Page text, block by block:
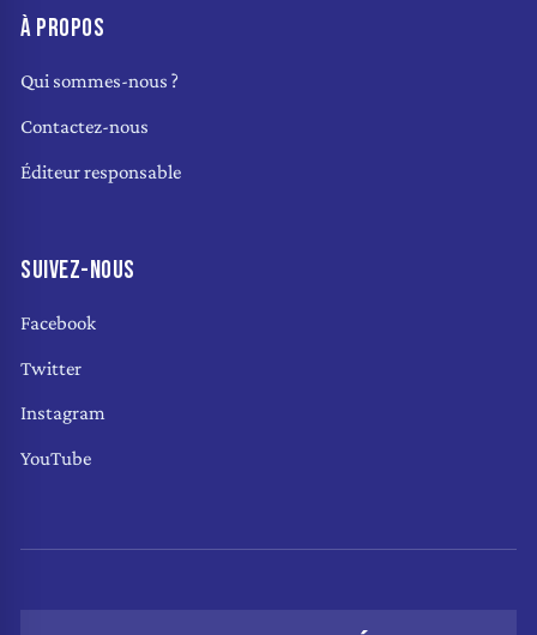
À PROPOS
Qui sommes-nous ?
Contactez-nous
Éditeur responsable
SUIVEZ-NOUS
Facebook
Twitter
Instagram
YouTube